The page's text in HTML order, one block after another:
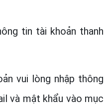
tin tài khoản thanh
vui lòng nhập thông
và mật khẩu vào mục